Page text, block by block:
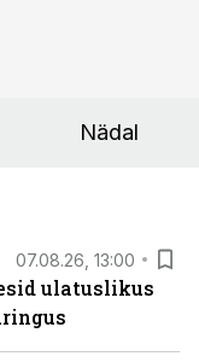
Nädal
07.08.26, 13:00
ulatuslikus